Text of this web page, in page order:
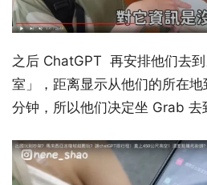
之后 ChatGPT 再安排他们去
室」，距离显示从他们的所在
分钟，所以他们决定坐 Grab 去